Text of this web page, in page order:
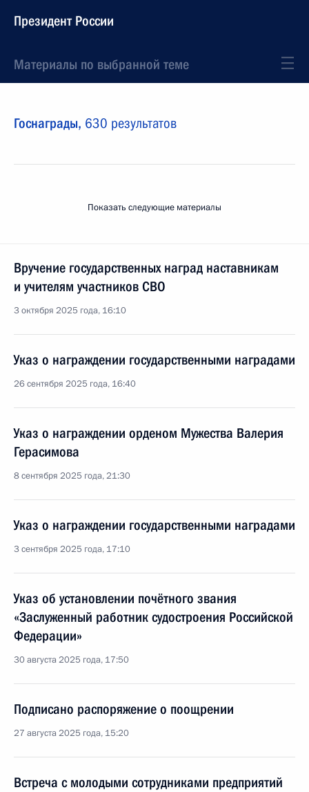
Президент России
Материалы по выбранной теме
Госнаграды, 630 результатов
Показать следующие материалы
Вручение государственных наград наставникам
и учителям участников СВО
3 октября 2025 года, 16:10
Указ о награждении государственными наградами
26 сентября 2025 года, 16:40
Указ о награждении орденом Мужества Валерия
Герасимова
8 сентября 2025 года, 21:30
Указ о награждении государственными наградами
3 сентября 2025 года, 17:10
Указ об установлении почётного звания
«Заслуженный работник судостроения Российской
Федерации»
30 августа 2025 года, 17:50
Подписано распоряжение о поощрении
27 августа 2025 года, 15:20
Встреча с молодыми сотрудниками предприятий